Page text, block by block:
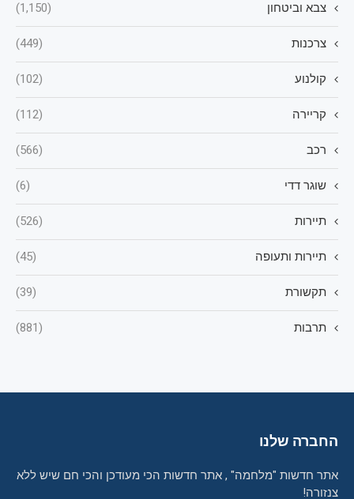
צבא וביטחון (1,150)
צרכנות (449)
קולנוע (102)
קריירה (112)
רכב (566)
שוגר דדי (6)
תיירות (526)
תיירות ותעופה (45)
תקשורת (39)
תרבות (881)
החברה שלנו
אתר חדשות "מלחמה" , אתר חדשות הכי מעודכן והכי חם שיש ללא
צנזורה!